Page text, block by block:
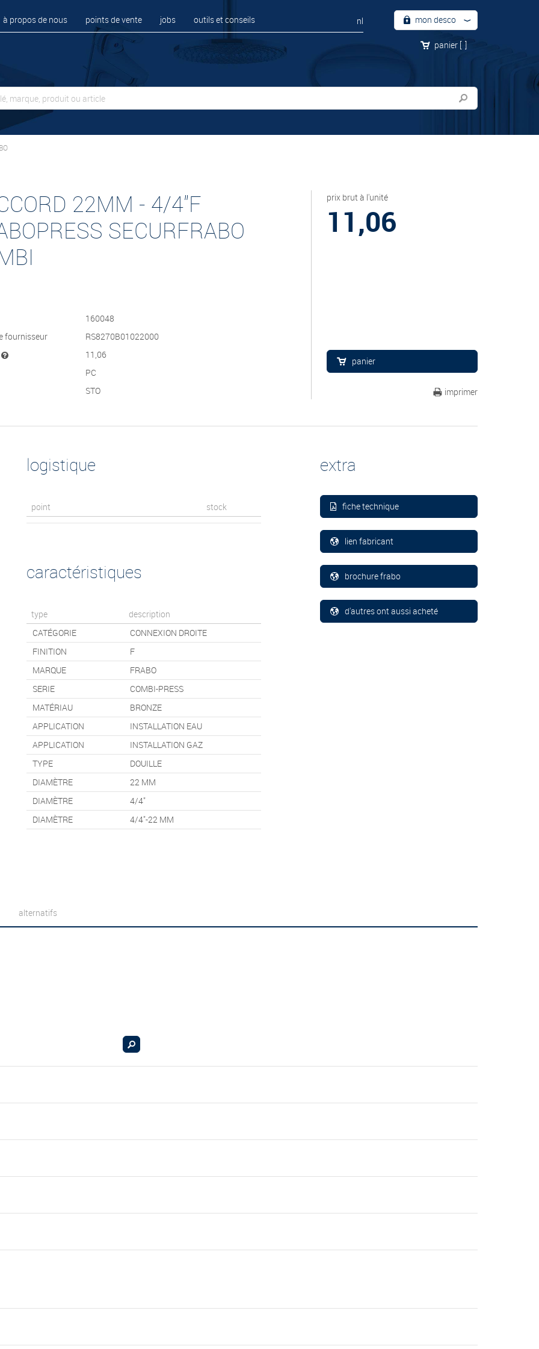
à propos de nous points de vente jobs outils et conseils nl mon desco
panier [ ]
22MM - 4/4"F
SECURFRABO
160048
fournisseur
RS8270B01022000
11,06
PC
STO
prix brut à l'unité
11,06
panier
imprimer
logistique
point stock
caractéristiques
type
description
CATÉGORIE
CONNEXION DROITE
FINITION
F
MARQUE
FRABO
SERIE
COMBI-PRESS
MATÉRIAU
BRONZE
APPLICATION
INSTALLATION EAU
APPLICATION
INSTALLATION GAZ
TYPE
DOUILLE
DIAMÈTRE
22 MM
DIAMÈTRE
4/4"
DIAMÈTRE
4/4"-22 MM
extra
fiche technique
lien fabricant
brochure frabo
d'autres ont aussi acheté
alternatifs